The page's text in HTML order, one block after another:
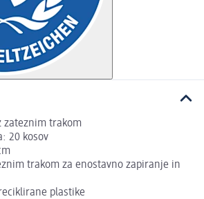
zateznim trakom
20 kosov
trakom za enostavno zapiranje in
plastike